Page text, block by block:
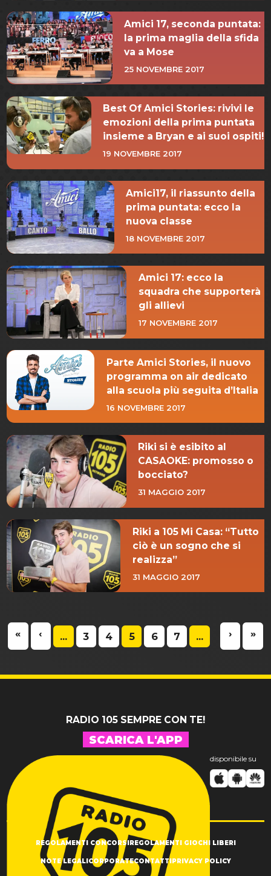
Amici 17, seconda puntata:
la prima maglia della sfida
va a Mose
25 NOVEMBRE 2017
Best Of Amici Stories: rivivi le
emozioni della prima puntata
insieme a Bryan e ai suoi ospiti!
19 NOVEMBRE 2017
Amici17, il riassunto della
prima puntata: ecco la
nuova classe
18 NOVEMBRE 2017
Amici 17: ecco la
squadra che supporterà
gli allievi
17 NOVEMBRE 2017
Parte Amici Stories, il nuovo
programma on air dedicato
alla scuola più seguita d’Italia
16 NOVEMBRE 2017
Riki si è esibito al
CASAOKE: promosso o
bocciato?
31 MAGGIO 2017
Riki a 105 Mi Casa: “Tutto
ciò è un sogno che si
realizza”
31 MAGGIO 2017
« ‹ ... 3 4 5 6 7 ... › »
RADIO 105 SEMPRE CON TE!
SCARICA L'APP
disponibile su
REGOLAMENTI CONCORSIREGOLAMENTI GIOCHI LIBERI
NOTE LEGALICORPORATECONTATTIPRIVACY POLICY